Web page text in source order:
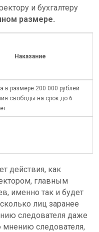
и бухгалтеру
размере.
Наказание
в размере 200 000 рублей
свободы на срок до 6
действия, как
главным
именно так и будет
лиц заранее
следователя даже
мнению следователя,